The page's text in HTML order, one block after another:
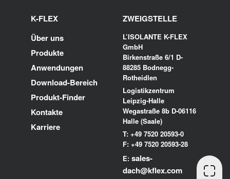
K-FLEX
Über uns
Produkte
Anwendungen
Download-Bereich
Produkt-Finder
Kontakte
Karriere
ZWEIGSTELLE
L’ISOLANTE K-FLEX
GmbH
Birkenstraße 6/1 D-
88285 Bodnegg-
Rotheidlen
Logistikzentrum
Leipzig-Halle
Wegastraße 8b D-06116
Halle (Saale)
T: +49 7520 20593-0
F: +49 7520 20593-28
E: sales-
dach@kflex.com